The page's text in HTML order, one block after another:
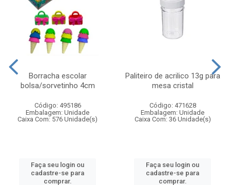
Borracha escolar
bolsa/sorvetinho 4cm
Código: 495186
Embalagem: Unidade
Caixa Com: 576 Unidade(s)
Faça seu login ou
cadastre-se para
comprar.
Paliteiro de acrilico 13g para
mesa cristal
Código: 471628
Embalagem: Unidade
Caixa Com: 36 Unidade(s)
Faça seu login ou
cadastre-se para
comprar.